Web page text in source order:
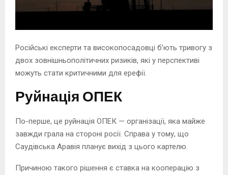
Російські експерти та високопосадовці бʼють тривогу з
двох зовнішньополітичних ризиків, які у перспективі
можуть стати критичними для ерефії.
Руйнація ОПЕК
По-перше, це руйнація ОПЕК — організації, яка майже
завжди грала на стороні росії. Справа у тому, що
Саудівська Аравія планує вихід з цього картелю.
Причиною такого рішення є ставка на кооперацію з